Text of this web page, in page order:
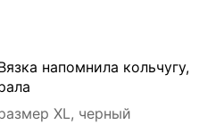
напомнила кольчугу,
XL, черный